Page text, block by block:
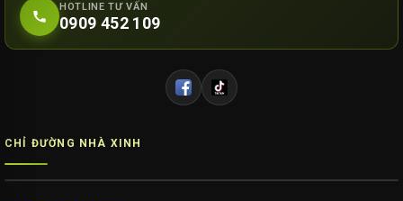
HOTLINE TƯ VẤN
0909 452 109
CHỈ ĐƯỜNG NHÀ XINH